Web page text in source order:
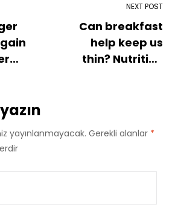
NEXT POST
Can breakfast
help keep us
thin? Nutrition
yayınlanmayacak. Gerekli alanlar *